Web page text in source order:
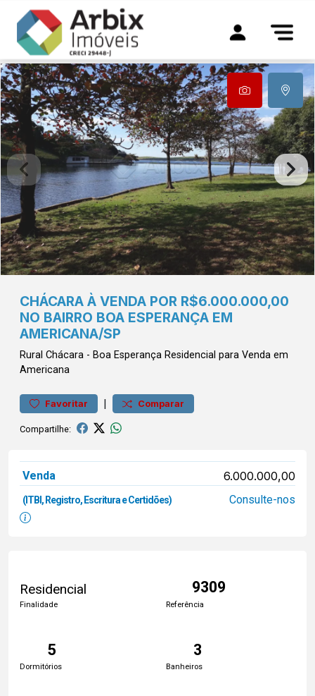
CHÁCARA À VENDA POR R$6.000.000,00
NO BAIRRO BOA ESPERANÇA EM
AMERICANA/SP
Rural Chácara - Boa Esperança Residencial para Venda em
Americana
Favoritar | Comparar
Compartilhe:
Venda 6.000.000,00
(ITBI, Registro, Escritura e Certidões) Consulte-nos
Residencial
Finalidade
9309
Referência
5
Dormitórios
3
Banheiros